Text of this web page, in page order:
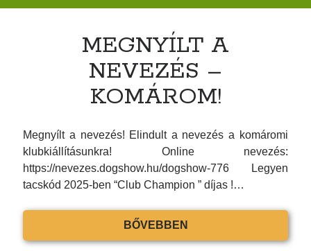
Tenyésztési csoport
2026 március
2026 február
2025 december
MEGNYÍLT A
NEVEZÉS –
KOMÁROM!
Megnyílt a nevezés! Elindult a nevezés a komáromi
klubkiállításunkra! Online nevezés:
https://nevezes.dogshow.hu/dogshow-776 Legyen
tacskód 2025-ben “Club Champion ” díjas !…
BŐVEBBENMEGNYÍLT
A